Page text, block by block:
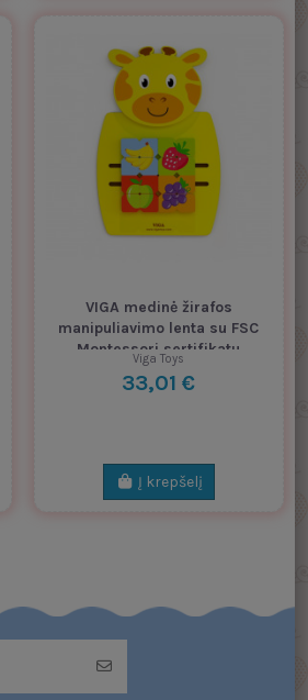
VIGA medinė žirafos
manipuliavimo lenta su FSC
Montessori sertifikatu
Viga Toys
33,01 €
Į krepšelį